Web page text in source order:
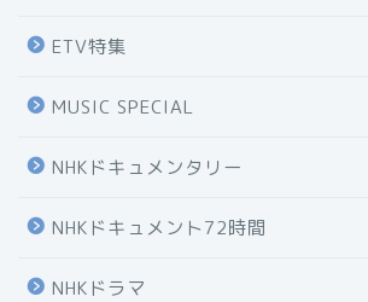
ETV特集
MUSIC SPECIAL
NHKドキュメンタリー
NHKドキュメント72時間
NHKドラマ